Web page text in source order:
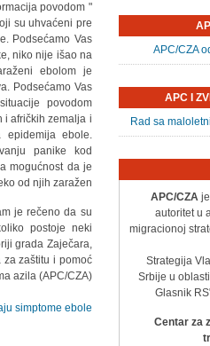
povodom
su uhvaćeni pre
Podsećamo Vas
niko nije išao na
ebolom je
Podsećamo Vas
povodom
i afričkih zemalja i
ebole.
panike kod
mogućnost da je
od njih zaražen.
je rečeno da su
postoje neki
grada Zaječara,
zaštitu i pomoć
azila (APC/CZA).
simptome ebole
APC/CZA
APC I
Rad sa
APC/CZA
autoritet u
migracionoj
- Strategija
Srbije u
Glasnik
Centar za